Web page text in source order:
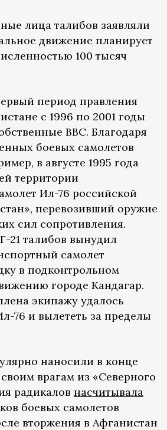
лица талибов заявляли
движение планирует
100 тысяч
период правления
с 1996 по 2001 годы
ВВС. Благодаря
боевых самолетов
в августе 1995 года
территории
Ил-76 российской
перевозивший оружие
сил сопротивления.
21 талибов вынудил
самолет
в подконтрольном
городе Кандагар.
экипажу удалось
76 и вылететь за пределы
наносили в конце
врагам из «Северного
радикалов насчитывала
боевых самолетов
вторжения в Афганистан